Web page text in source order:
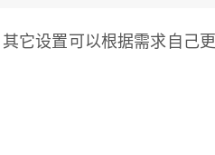
它设置可以根据需求自己更